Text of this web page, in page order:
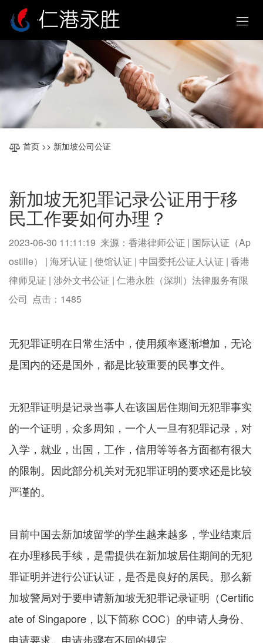
首页 >> 新加坡公司公证
新加坡无犯罪记录公证用于移
民工作要如何办理？
2023-06-30 11:11:19 来源：香港律师公证 | 国际认证（Ap
ostille） | 海牙认证 | 使馆认证 | 中国委托公证人认证 | 香港
律师见证 | 涉外文书公证 | 仁港永胜（深圳）法律服务有限
公司 点击： 1485
无犯罪证明在日常生活中，使用频率逐渐增加，无论
是国内的还是国外，都是比较重要的民事文件。
无犯罪证明是记录当事人在该国居住期间无犯罪事实
的一个证明，众多周知，一个人一旦有犯罪记录，对
入学，就业，出国，工作，信用等等各方面都有很大
的限制。因此部分机关对无犯罪证明的要求还是比较
严谨的。
目前中国去新加坡留学的学生越来越多，学业结束后
在办理移民手续，是需提供在新加坡居住期间的无犯
罪证明并进行公证认证，是否是良好的居民。那么新
加坡警局对于要申请新加坡无犯罪记录证明（Certific
ate of Singapore，以下简称 COC）的申请人身份、
申请要求、申请步骤有不同的规定。